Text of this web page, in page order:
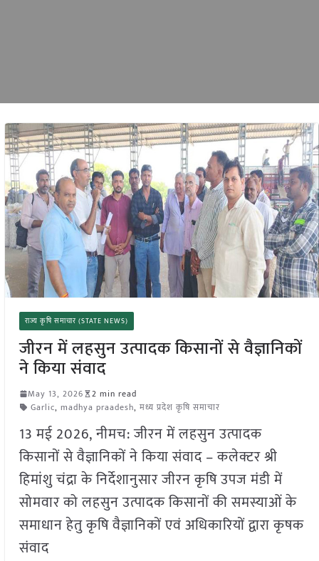
राज्य कृषि समाचार (STATE NEWS)
जीरन में लहसुन उत्पादक किसानों से वैज्ञानिकों
ने किया संवाद
May 13, 2026
2 min read
Garlic, madhya praadesh, मध्य प्रदेश कृषि समाचार
13 मई 2026, नीमच: जीरन में लहसुन उत्पादक
किसानों से वैज्ञानिकों ने किया संवाद – कलेक्टर श्री
हिमांशु चंद्रा के निर्देशानुसार जीरन कृषि उपज मंडी में
सोमवार को लहसुन उत्पादक किसानों की समस्याओं के
समाधान हेतु कृषि वैज्ञानिकों एवं अधिकारियों द्वारा कृषक
संवाद